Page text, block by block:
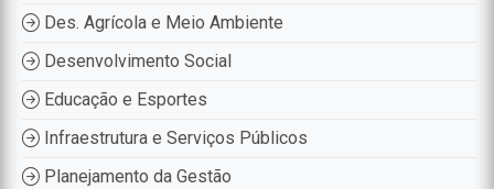
Des. Agrícola e Meio Ambiente
Desenvolvimento Social
Educação e Esportes
Infraestrutura e Serviços Públicos
Planejamento da Gestão